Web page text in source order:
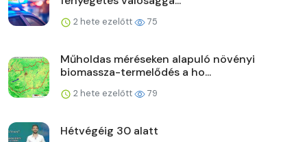
2 hete ezelőtt 75
Műholdas méréseken alapuló növényi
biomassza-termelődés a ho...
2 hete ezelőtt 79
Hétvégéig 30 alatt